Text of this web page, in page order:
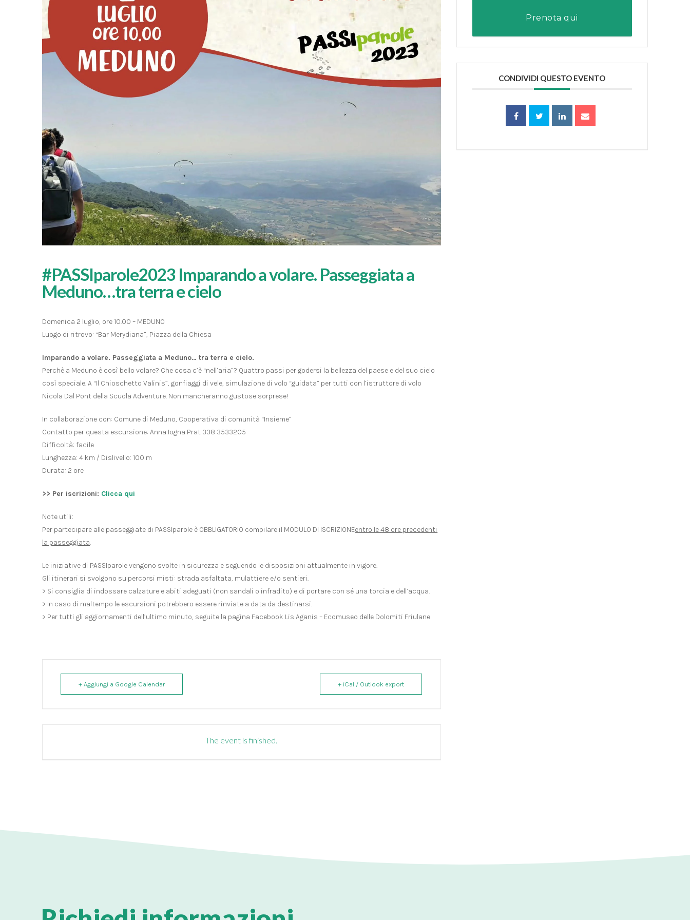
#PASSIparole2023 Imparando a volare. Passeggiata a
Meduno…tra terra e cielo
Domenica 2 luglio, ore 10.00 – MEDUNO
Luogo di ritrovo: “Bar Merydiana”, Piazza della Chiesa
Imparando a volare. Passeggiata a Meduno… tra terra e cielo.
Perchè a Meduno è così bello volare? Che cosa c’è “nell’aria”? Quattro passi per godersi la bellezza del paese e del suo cielo
così speciale. A “Il Chioschetto Valinis”, gonfiaggi di vele, simulazione di volo “guidata” per tutti con l’istruttore di volo
Nicola Dal Pont della Scuola Adventure. Non mancheranno gustose sorprese!
In collaborazione con: Comune di Meduno, Cooperativa di comunità “Insieme”
Contatto per questa escursione: Anna Iogna Prat 338 3533205
Difficoltà: facile
Lunghezza: 4 km / Dislivello: 100 m
Durata: 2 ore
>> Per iscrizioni: Clicca qui
Note utili:
Per partecipare alle passeggiate di PASSIparole è OBBLIGATORIO compilare il MODULO DI ISCRIZIONEentro le 48 ore precedenti
la passeggiata.
Le iniziative di PASSIparole vengono svolte in sicurezza e seguendo le disposizioni attualmente in vigore.
Gli itinerari si svolgono su percorsi misti: strada asfaltata, mulattiere e/o sentieri.
> Si consiglia di indossare calzature e abiti adeguati (non sandali o infradito) e di portare con sé una torcia e dell’acqua.
> In caso di maltempo le escursioni potrebbero essere rinviate a data da destinarsi.
> Per tutti gli aggiornamenti dell’ultimo minuto, seguite la pagina Facebook Lis Aganis – Ecomuseo delle Dolomiti Friulane
+ Aggiungi a Google Calendar + iCal / Outlook export
The event is finished.
Prenota qui
CONDIVIDI QUESTO EVENTO